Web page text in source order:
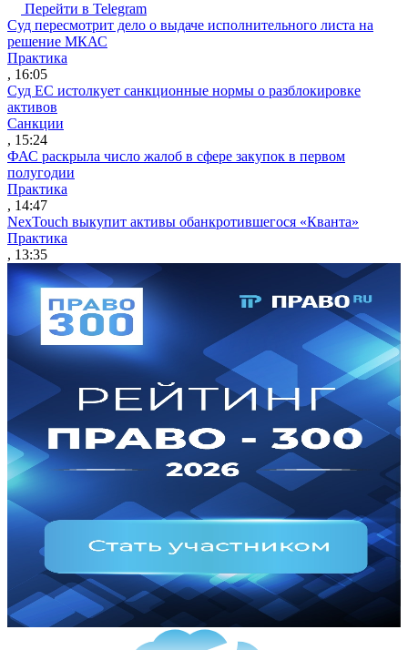
Перейти в Telegram
Суд пересмотрит дело о выдаче исполнительного листа на
решение МКАС
Практика
, 16:05
Суд ЕС истолкует санкционные нормы о разблокировке
активов
Санкции
, 15:24
ФАС раскрыла число жалоб в сфере закупок в первом
полугодии
Практика
, 14:47
NexTouch выкупит активы обанкротившегося «Кванта»
Практика
, 13:35